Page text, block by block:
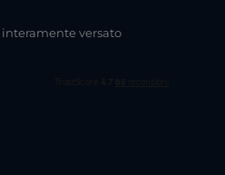
interamente versato